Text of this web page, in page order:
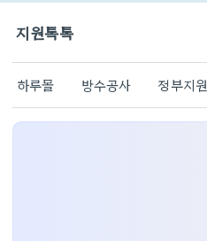
지원톡톡
하루몰 방수공사 정부지원